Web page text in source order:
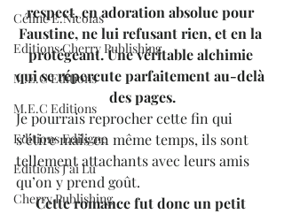
Céline E.Nicolas
Editions Cherry Publishing
M.E.C Editions
M.E.C Editions
Editions Ediligne
Editions J'ai Lu
Cherry Publishing
respect, en adoration absolue pour
Faustine, ne lui refusant rien, et en la
protégeant. Une véritable alchimie
qui se répercute parfaitement au-delà
des pages.
Je pourrais reprocher cette fin qui
s’étire mais en même temps, ils sont
tellement attachants avec leurs amis
qu’on y prend goût.
Cette romance fut donc un petit